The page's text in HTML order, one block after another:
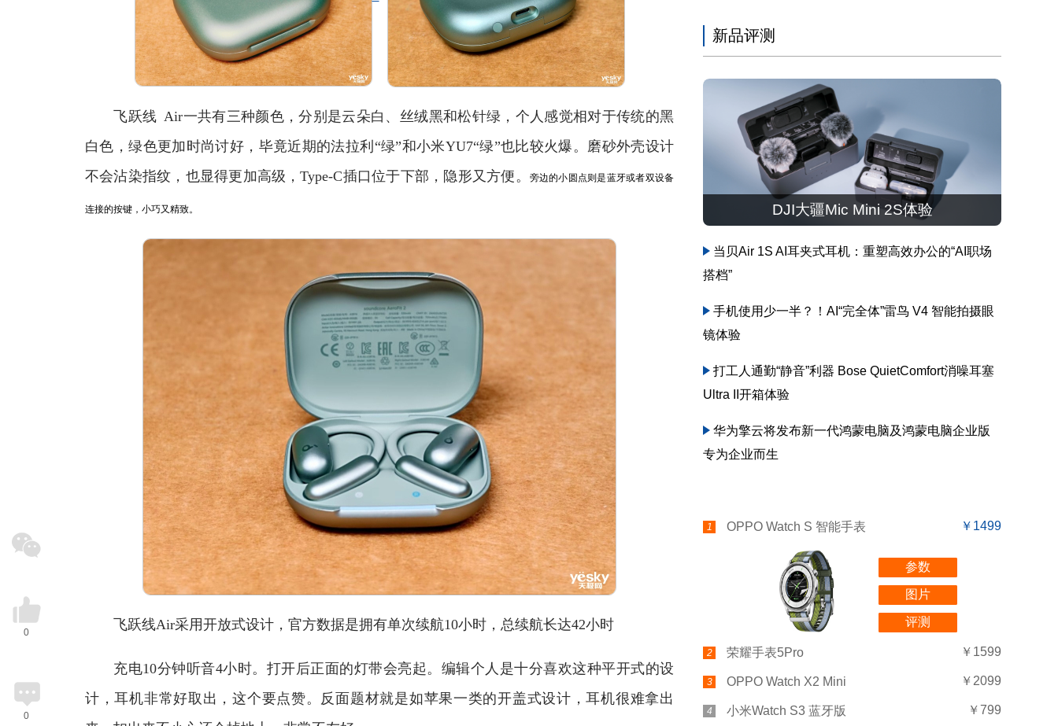
飞跃线 Air一共有三种颜色，分别是云朵白、丝绒黑和松针绿，个人感觉相对于传统的黑
白色，绿色更加时尚讨好，毕竟近期的法拉利“绿”和小米YU7“绿”也比较火爆。磨砂外壳设计
不会沾染指纹，也显得更加高级，Type-C插口位于下部，隐形又方便。
旁边的小圆点则是蓝牙或者双设备
连接的按键，小巧又精致。
飞跃线Air采用开放式设计，官方数据是拥有单次续航10小时，总续航长达42小时
充电10分钟听音4小时。打开后正面的灯带会亮起。编辑个人是十分喜欢这种平开式的设
计，耳机非常好取出，这个要点赞。反面题材就是如苹果一类的开盖式设计，耳机很难拿出
新品评测
DJI大疆Mic Mini 2S体验
当贝Air 1S AI耳夹式耳机：重塑高效办公的“AI职场
搭档”
手机使用少一半？！AI“完全体”雷鸟 V4 智能拍摄眼
镜体验
打工人通勤“静音”利器 Bose QuietComfort消噪耳塞
Ultra II开箱体验
华为擎云将发布新一代鸿蒙电脑及鸿蒙电脑企业版
专为企业而生
1 OPPO Watch S 智能手表 ￥1499
参数
图片
评测
2 荣耀手表5Pro ￥1599
3 OPPO Watch X2 Mini ￥2099
4 小米Watch S3 蓝牙版 ￥799
0
0